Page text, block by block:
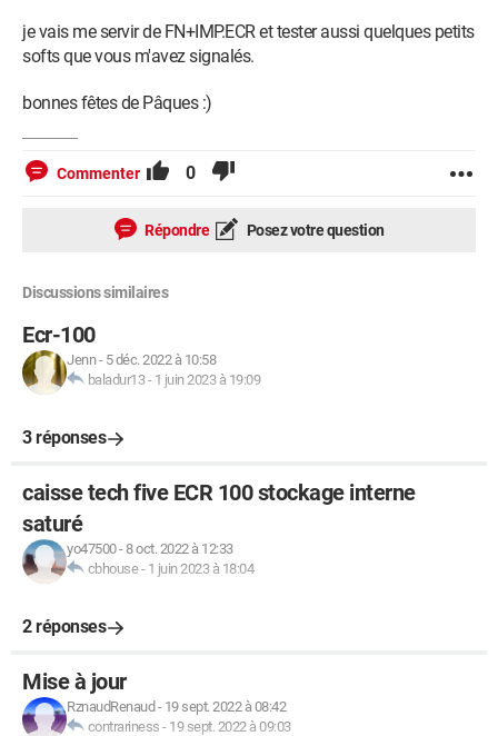
je vais me servir de FN+IMP.ECR et tester aussi quelques petits
softs que vous m'avez signalés.
bonnes fêtes de Pâques :)
Commenter 0
Répondre Posez votre question
Discussions similaires
Ecr-100
Jenn- 5 déc. 2022 à 10:58
baladur13- 1 juin 2023 à 19:09
3 réponses
caisse tech five ECR 100 stockage interne
saturé
yo47500-8 oct. 2022 à 12:33
cbhouse- 1 juin 2023 à 18:04
2 réponses
Mise à jour
RznaudRenaud - 19 sept. 2022 à 08:42
contrariness - 19 sept. 2022 à 09:03